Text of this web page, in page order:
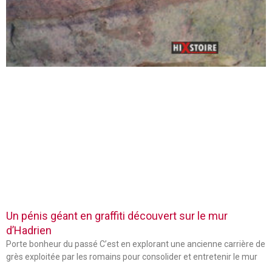
Un pénis géant en graffiti découvert sur le mur
d’Hadrien
Porte bonheur du passé C’est en explorant une ancienne carrière de
grès exploitée par les romains pour consolider et entretenir le mur